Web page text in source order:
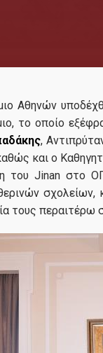
Αθηνών
το οποίο
,
και ο
του Jinan στο
τους περαιτέρω